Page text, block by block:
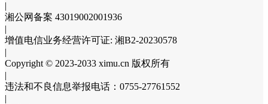
|
湘公网备案 43019002001936
|
增值电信业务经营许可证: 湘B2-20230578
|
Copyright © 2023-2033 ximu.cn 版权所有
|
违法和不良信息举报电话：0755-27761552
|